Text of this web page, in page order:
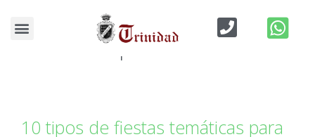
tematicas para fiestas
10 tipos de fiestas temáticas para